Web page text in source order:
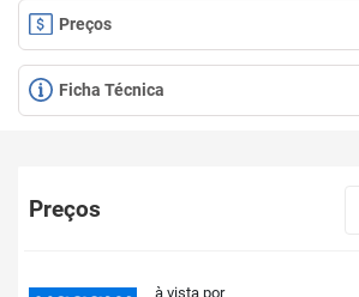
Preços
Ficha Técnica
Preços
à vista por